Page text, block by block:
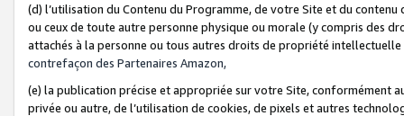
(d) l’utilisation du Contenu du Programme, de votre Site et du
ou ceux de toute autre personne physique ou morale (y compris des
attachés à la personne ou tous autres droits de propriété
contrefaçon des Partenaires Amazon,
(e) la publication précise et appropriée sur votre Site, conformément
privée ou autre, de l’utilisation de cookies, de pixels et autres